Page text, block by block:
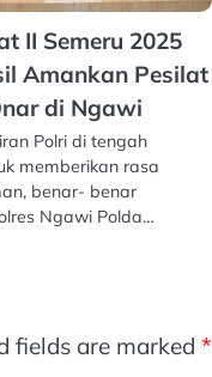
II Semeru 2025
Amankan Pesilat
di Ngawi
Polri di tengah
memberikan rasa
benar- benar
Ngawi Polda…
fields are marked *